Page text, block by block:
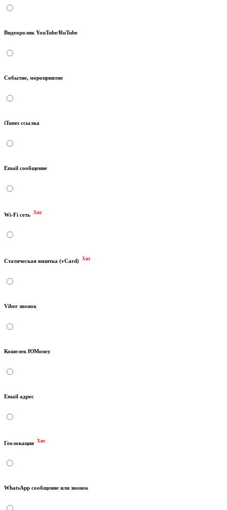
Видеоролик YouTube/RuTube
Событие, мероприятие
iTunes ссылка
Email сообщение
Wi-Fi сеть Хит
Статическая визитка (vCard) Хит
Viber звонок
Кошелек ЮMoney
Email адрес
Геолокация Хит
WhatsApp сообщение или звонок